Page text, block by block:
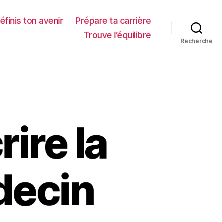
ton avenir
Prépare ta carrière
Trouve l’équilibre
Recherche
la